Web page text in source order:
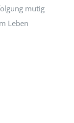
mutig
Leben